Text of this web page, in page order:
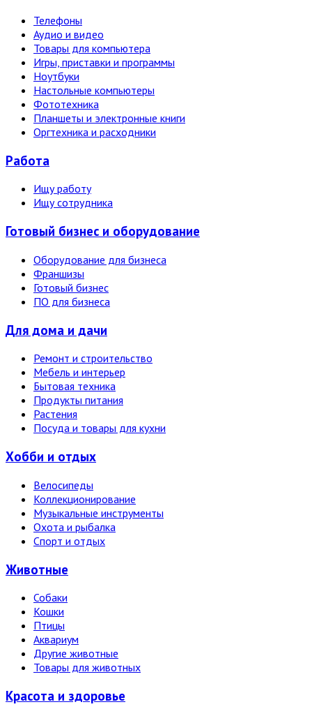
Телефоны
Аудио и видео
Товары для компьютера
Игры, приставки и программы
Ноутбуки
Настольные компьютеры
Фототехника
Планшеты и электронные книги
Оргтехника и расходники
Работа
Ищу работу
Ищу сотрудника
Готовый бизнес и оборудование
Оборудование для бизнеса
Франшизы
Готовый бизнес
ПО для бизнеса
Для дома и дачи
Ремонт и строительство
Мебель и интерьер
Бытовая техника
Продукты питания
Растения
Посуда и товары для кухни
Хобби и отдых
Велосипеды
Коллекционирование
Музыкальные инструменты
Охота и рыбалка
Спорт и отдых
Животные
Собаки
Кошки
Птицы
Аквариум
Другие животные
Товары для животных
Красота и здоровье